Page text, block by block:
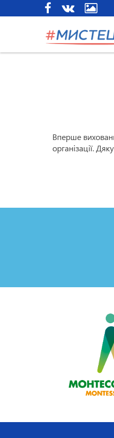
Вперше
організації.